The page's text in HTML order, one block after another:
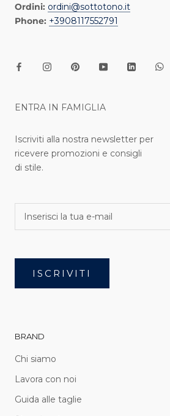
Ordini: ordini@sottotono.it
Phone: +3908117552791
ENTRA IN FAMIGLIA
Iscriviti alla nostra newsletter per
ricevere promozioni e consigli
di stile.
ISCRIVITI
BRAND
Chi siamo
Lavora con noi
Guida alle taglie